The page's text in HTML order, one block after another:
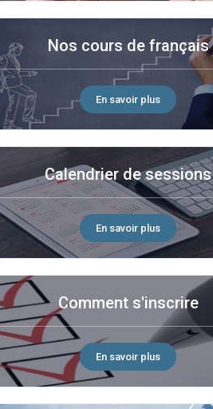
Nos cours de français
En savoir plus
Calendrier de sessions
En savoir plus
Comment s'inscrire
En savoir plus